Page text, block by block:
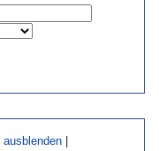
ausblenden|